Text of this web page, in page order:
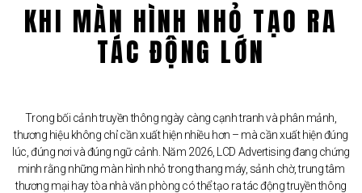
KHI MÀN HÌNH NHỎ TẠO RA
TÁC ĐỘNG LỚN
Trong bối cảnh truyền thông ngày càng cạnh tranh và phân mảnh,
thương hiệu không chỉ cần xuất hiện nhiều hơn – mà cần xuất hiện đúng
lúc, đúng nơi và đúng ngữ cảnh. Năm 2026, LCD Advertising đang chứng
minh rằng những màn hình nhỏ trong thang máy, sảnh chờ, trung tâm
thương mại hay tòa nhà văn phòng có thể tạo ra tác động truyền thông